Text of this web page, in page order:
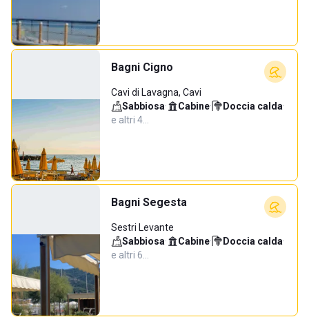
Bagni Cigno
Cavi di Lavagna, Cavi
Sabbiosa· Cabine· Doccia calda·
e altri 4…
Bagni Segesta
Sestri Levante
Sabbiosa· Cabine· Doccia calda·
e altri 6…